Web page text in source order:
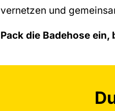
vernetzen und
Pack die Badehose